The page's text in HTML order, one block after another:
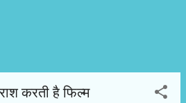
करती है फिल्म